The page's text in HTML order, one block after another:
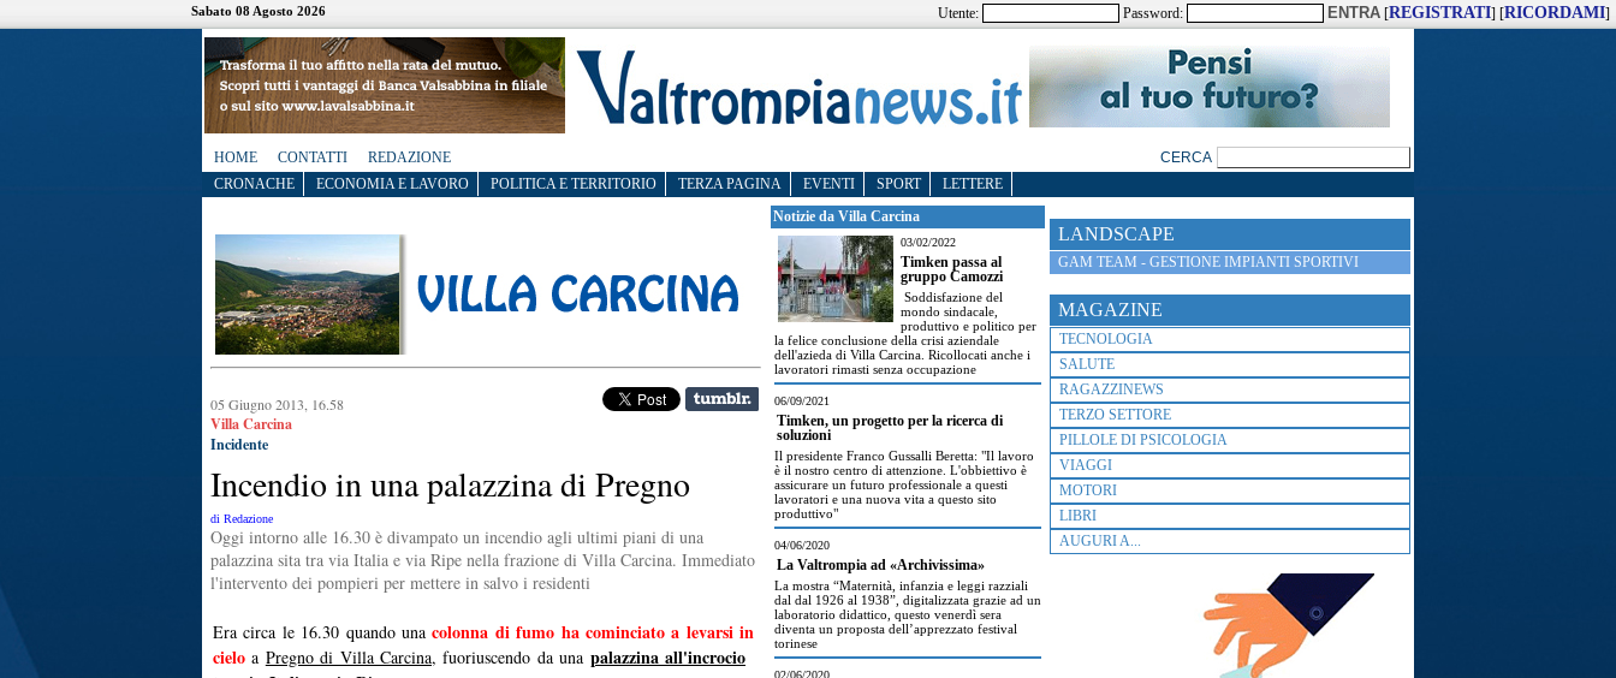
Sabato 08 Agosto 2026 Utente: Password: [REGISTRATI] [RICORDAMI]
HOME CONTATTI
REDAZIONE
CRONACHE
ECONOMIA E LAVORO POLITICA E TERRITORIO TERZA PAGINA EVENTI SPORT LETTERE
LANDSCAPE
GAM TEAM - GESTIONE IMPIANTI SPORTIVI
MAGAZINE
TECNOLOGIA
SALUTE
RAGAZZINEWS
TERZO SETTORE
PILLOLE DI PSICOLOGIA
VIAGGI
MOTORI
LIBRI
AUGURI A...
05 Giugno 2013, 16.58
Villa Carcina
Incidente
Incendio in una palazzina di Pregno
di Redazione
Oggi intorno alle 16.30 è divampato un incendio agli ultimi piani di una
palazzina sita tra via Italia e via Ripe nella frazione di Villa Carcina. Immediato
l'intervento dei pompieri per mettere in salvo i residenti
Era circa le 16.30 quando unacolonna di fumo ha cominciato a levarsi in
cielo a Pregno di Villa Carcina, fuoriuscendo da una palazzina all'incrocio
Notizie da Villa Carcina
03/02/2022
Timken passa al
gruppo Camozzi
Soddisfazione del
mondo sindacale,
produttivo e politico per
la felice conclusione della crisi aziendale
dell'azieda di Villa Carcina. Ricollocati anche i
lavoratori rimasti senza occupazione
06/09/2021
Timken, un progetto per la ricerca di
soluzioni
Il presidente Franco Gussalli Beretta: "Il lavoro
è il nostro centro di attenzione. L'obbiettivo è
assicurare un futuro professionale a questi
lavoratori e una nuova vita a questo sito
produttivo"
04/06/2020
La Valtrompia ad «Archivissima»
La mostra “Maternità, infanzia e leggi razziali
dal dal 1926 al 1938”, digitalizzata grazie ad un
laboratorio didattico, questo venerdì sera
diventa un proposta dell’apprezzato festival
torinese
02/06/2020